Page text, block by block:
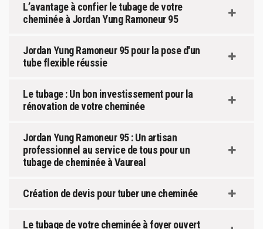
L’avantage à confier le tubage de votre
cheminée à Jordan Yung Ramoneur 95
Jordan Yung Ramoneur 95 pour la pose d'un
tube flexible réussie
Le tubage : Un bon investissement pour la
rénovation de votre cheminée
Jordan Yung Ramoneur 95 : Un artisan
professionnel au service de tous pour un
tubage de cheminée à Vaureal
Création de devis pour tuber une cheminée
Le tubage de votre cheminée à foyer ouvert